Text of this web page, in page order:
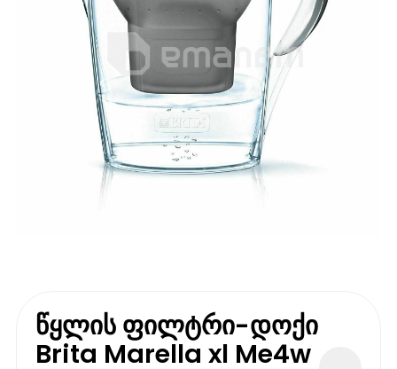
წყლის ფილტრი-დოქი
Brita Marella xl Me4w